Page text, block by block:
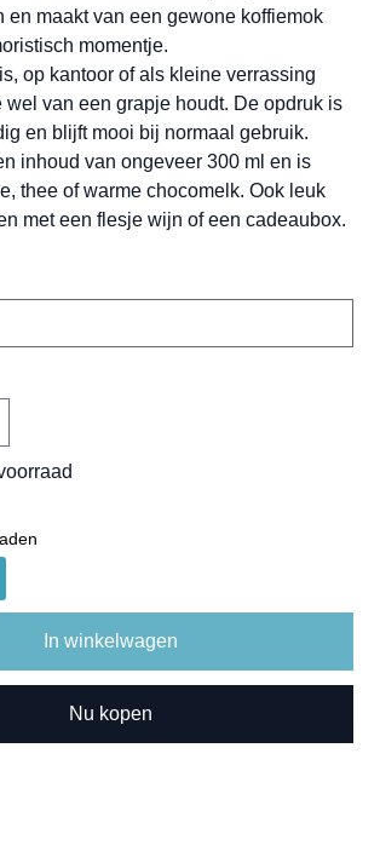
en maakt van een gewone koffiemok
momentje.
op kantoor of als kleine verrassing
wel van een grapje houdt. De opdruk is
en blijft mooi bij normaal gebruik.
inhoud van ongeveer 300 ml en is
thee of warme chocomelk. Ook leuk
met een flesje wijn of een cadeaubox.
In winkelwagen
Nu kopen